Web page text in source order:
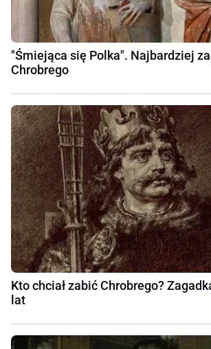
"Śmiejąca się Polka". Najbardziej
Chrobrego
Kto chciał zabić Chrobrego?
lat